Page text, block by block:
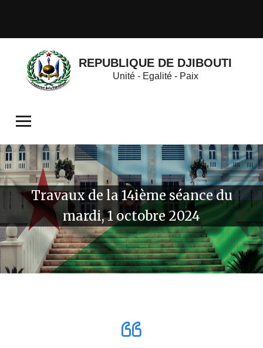
REPUBLIQUE DE DJIBOUTI
Unité - Egalité - Paix
Travaux de la 14ième séance du
mardi, 1 octobre 2024